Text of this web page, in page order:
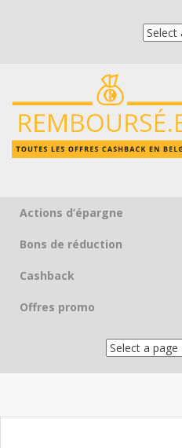
Skip to content
Actions d’épargne
Bons de réduction
Cashback
Offres promo